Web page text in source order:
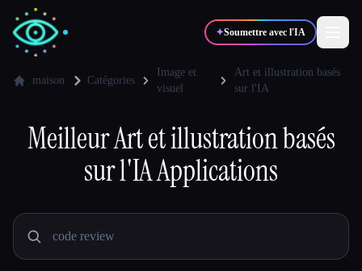
✦Soumettre avec l'IA
Développeurs 📈Marketeurs
🎓 Étudiants
maison Catégories
Image et
visuel
Art et illustration basés
sur l'IA
MeilleurArt et illustration basés
sur l'IAApplications